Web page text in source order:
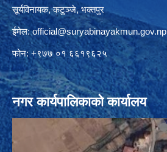
सूर्यविनायक, कटुञ्जे, भक्तपुर
ईमेल:official@suryabinayakmun.gov.np
फोन: +९७७ ०१ ६६१९६२५
नगर कार्यपालिकाको कार्यालय